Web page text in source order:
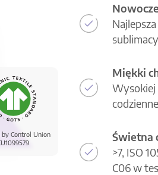
by Control Union
Miękki
Wysokiej
Świetna
>7, ISO
C06 w